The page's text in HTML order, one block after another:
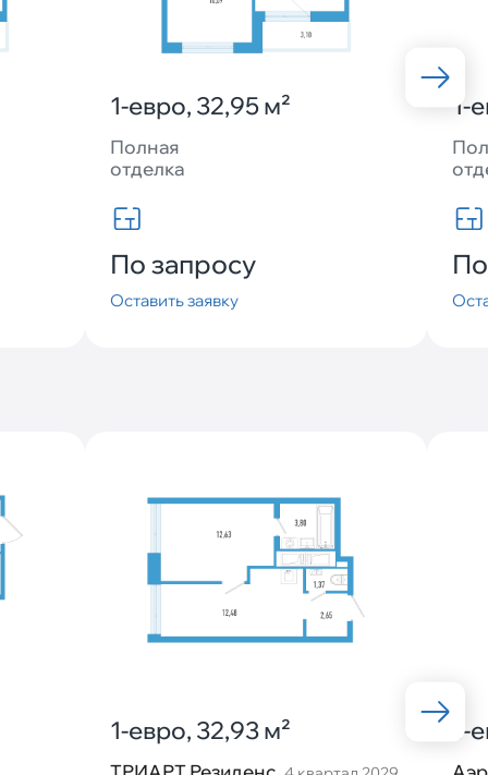
1-евро, 32,95 м²
Полная
отделка
По запросу
Оставить заявку
1-
1-евро, 32,93 м² 1-